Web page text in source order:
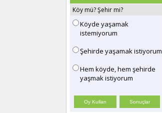
Köy mü? Şehir mi?
Köyde yaşamak
istemiyorum
Şehirde yaşamak istiyorum
Hem köyde, hem şehirde
yaşmak istiyorum